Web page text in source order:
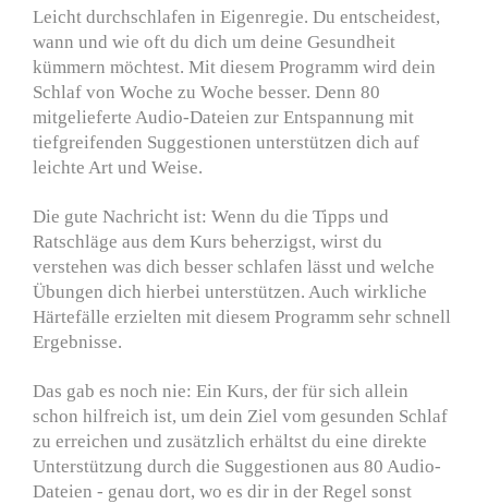
Leicht durchschlafen in Eigenregie. Du entscheidest,
wann und wie oft du dich um deine Gesundheit
kümmern möchtest. Mit diesem Programm wird dein
Schlaf von Woche zu Woche besser. Denn 80
mitgelieferte Audio-Dateien zur Entspannung mit
tiefgreifenden Suggestionen unterstützen dich auf
leichte Art und Weise.
Die gute Nachricht ist: Wenn du die Tipps und
Ratschläge aus dem Kurs beherzigst, wirst du
verstehen was dich besser schlafen lässt und welche
Übungen dich hierbei unterstützen. Auch wirkliche
Härtefälle erzielten mit diesem Programm sehr schnell
Ergebnisse.
Das gab es noch nie: Ein Kurs, der für sich allein
schon hilfreich ist, um dein Ziel vom gesunden Schlaf
zu erreichen und zusätzlich erhältst du eine direkte
Unterstützung durch die Suggestionen aus 80 Audio-
Dateien - genau dort, wo es dir in der Regel sonst